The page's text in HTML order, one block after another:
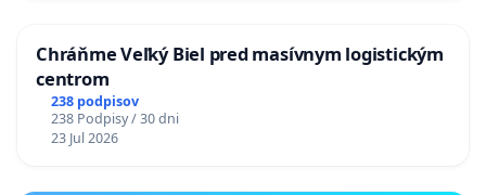
Chráňme Veľký Biel pred masívnym logistickým
centrom
238 podpisov
238 Podpisy / 30 dni
23 Jul 2026